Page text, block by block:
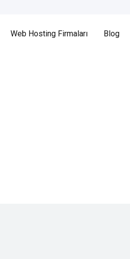
Web Hosting Firmaları Blog